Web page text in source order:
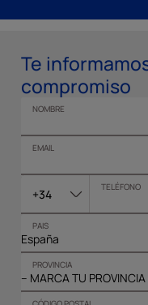
Te
compromiso
NOMBRE
EMAIL
+34 TELÉFONO
PAIS
PROVINCIA